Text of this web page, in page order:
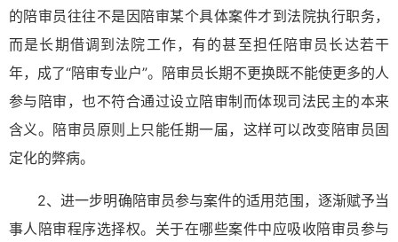
的陪审员往往不是因陪审某个具体案件才到法院执行职务，
而是长期借调到法院工作，有的甚至担任陪审员长达若干
年，成了“陪审专业户”。陪审员长期不更换既不能使更多的人
参与陪审，也不符合通过设立陪审制而体现司法民主的本来
含义。陪审员原则上只能任期一届，这样可以改变陪审员固
定化的弊病。
2、进一步明确陪审员参与案件的适用范围，逐渐赋予当
事人陪审程序选择权。关于在哪些案件中应吸收陪审员参与